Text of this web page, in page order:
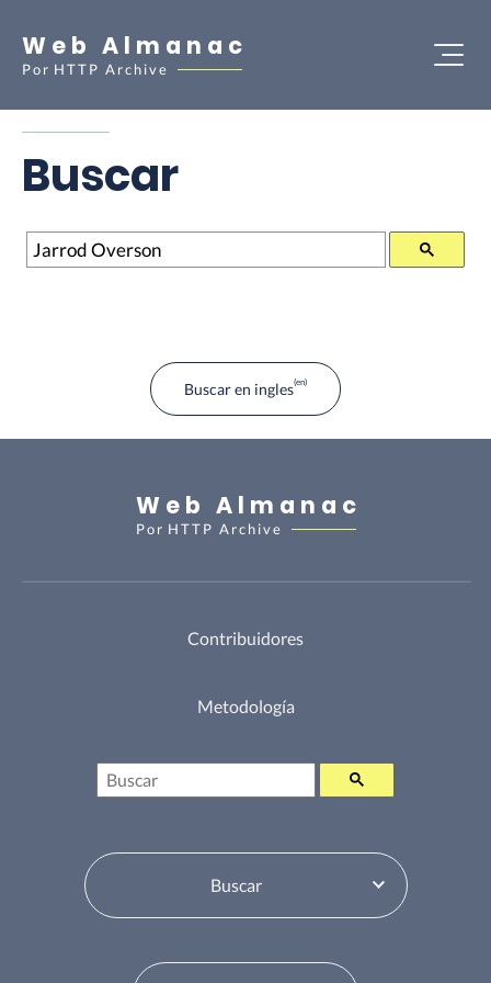
Web Almanac
Por HTTP Archive
Buscar
Buscar
Buscar en ingles
Web Almanac
Por HTTP Archive
Contribuidores
Metodología
Buscar
Selector de tabla de contenidos